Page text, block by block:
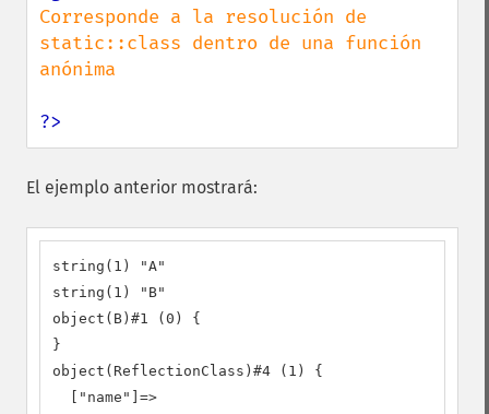
Corresponde a la resolución de
static::class dentro de una función
anónima
?>
El ejemplo anterior mostrará:
string(1) "A"
string(1) "B"
object(B)#1 (0) {
}
object(ReflectionClass)#4 (1) {
  ["name"]=>